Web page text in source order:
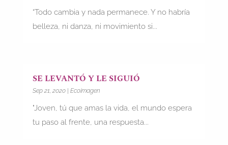
“Todo cambia y nada permanece. Y no habría
belleza, ni danza, ni movimiento si...
SE LEVANTÓ Y LE SIGUIÓ
Sep 21, 2020| Ecoimagen
"Joven, tú que amas la vida, el mundo espera
tu paso al frente, una respuesta...